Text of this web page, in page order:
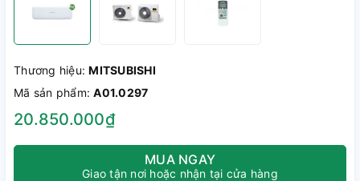
Thương hiệu:MITSUBISHI
Mã sản phẩm:A01.0297
20.850.000₫
MUA NGAY
Giao tận nơi hoặc nhận tại cửa hàng